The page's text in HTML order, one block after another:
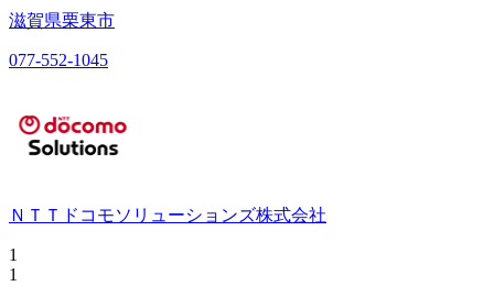
滋賀県栗東市
077-552-1045
ＮＴＴドコモソリューションズ株式会社
1
1